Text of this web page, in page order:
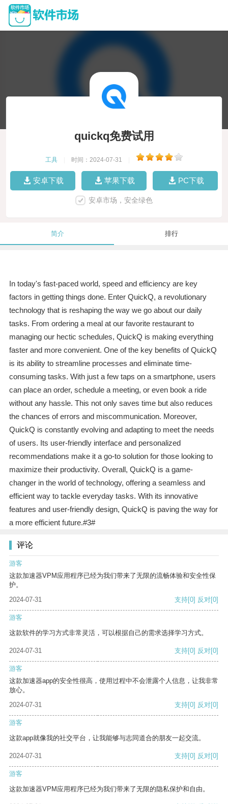
quickq免费试用
工具 时间：2024-07-31
安卓下载 苹果下载 PC下载
安卓市场，安全绿色
简介 排行
In today's fast-paced world, speed and efficiency are key
factors in getting things done. Enter QuickQ, a revolutionary
technology that is reshaping the way we go about our daily
tasks. From ordering a meal at our favorite restaurant to
managing our hectic schedules, QuickQ is making everything
faster and more convenient. One of the key benefits of QuickQ
is its ability to streamline processes and eliminate time-
consuming tasks. With just a few taps on a smartphone, users
can place an order, schedule a meeting, or even book a ride
without any hassle. This not only saves time but also reduces
the chances of errors and miscommunication. Moreover,
QuickQ is constantly evolving and adapting to meet the needs
of users. Its user-friendly interface and personalized
recommendations make it a go-to solution for those looking to
maximize their productivity. Overall, QuickQ is a game-
changer in the world of technology, offering a seamless and
efficient way to tackle everyday tasks. With its innovative
features and user-friendly design, QuickQ is paving the way for
a more efficient future.#3#
评论
游客
这款加速器VPM应用程序已经为我们带来了无限的流畅体验和安全性保
护。
2024-07-31
支持[0] 反对[0]
游客
这款软件的学习方式非常灵活，可以根据自己的需求选择学习方式。
2024-07-31 支持[0] 反对[0]
游客
这款加速器app的安全性很高，使用过程中不会泄露个人信息，让我非常
放心。
2024-07-31
支持[0] 反对[0]
游客
这款app就像我的社交平台，让我能够与志同道合的朋友一起交流。
2024-07-31 支持[0] 反对[0]
游客
这款加速器VPM应用程序已经为我们带来了无限的隐私保护和自由。